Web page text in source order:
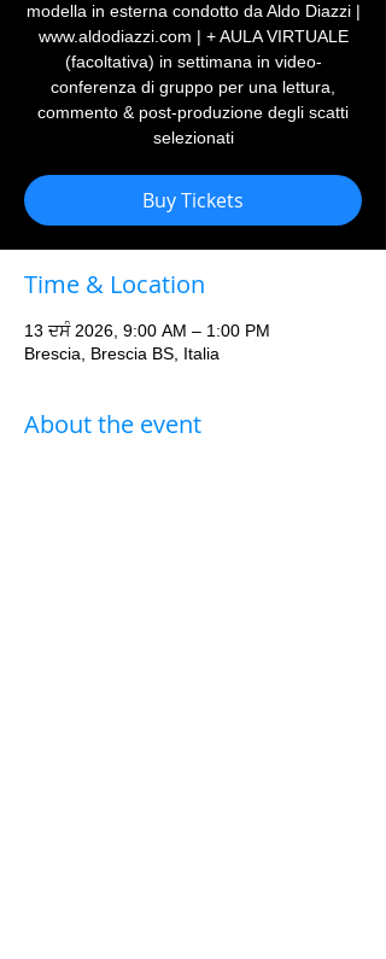
modella in esterna condotto da Aldo Diazzi |
www.aldodiazzi.com | + AULA VIRTUALE
(facoltativa) in settimana in video-
conferenza di gruppo per una lettura,
commento & post-produzione degli scatti
selezionati
Buy Tickets
Time & Location
13 ਦਸੰ 2026, 9:00 AM – 1:00 PM
Brescia, Brescia BS, Italia
About the event